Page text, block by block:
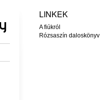
LINKEK
A fiúkról
Rózsaszín daloskönyv